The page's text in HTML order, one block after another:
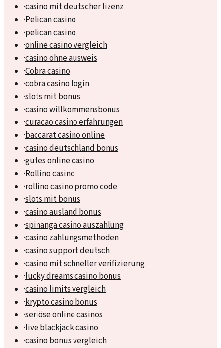
·casino mit deutscher lizenz
·Pelican casino
·pelican casino
·online casino vergleich
·casino ohne ausweis
·Cobra casino
·cobra casino login
·slots mit bonus
·casino willkommensbonus
·curacao casino erfahrungen
·baccarat casino online
·casino deutschland bonus
·gutes online casino
·Rollino casino
·rollino casino promo code
·slots mit bonus
·casino ausland bonus
·spinanga casino auszahlung
·casino zahlungsmethoden
·casino support deutsch
·casino mit schneller verifizierung
·lucky dreams casino bonus
·casino limits vergleich
·krypto casino bonus
·seriöse online casinos
·live blackjack casino
·casino bonus vergleich